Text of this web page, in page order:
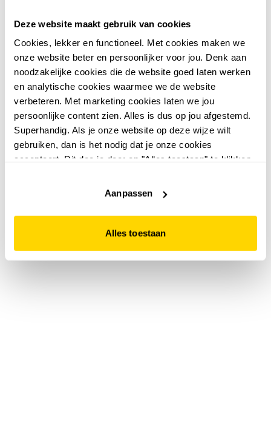
Deze website maakt gebruik van cookies
Cookies, lekker en functioneel. Met cookies maken we
onze website beter en persoonlijker voor jou. Denk aan
noodzakelijke cookies die de website goed laten werken
en analytische cookies waarmee we de website
verbeteren. Met marketing cookies laten we jou
persoonlijke content zien. Alles is dus op jou afgestemd.
Superhandig. Als je onze website op deze wijze wilt
gebruiken, dan is het nodig dat je onze cookies
accepteert. Dit doe je door op "Alles toestaan" te klikken.
website niet optimaal functioneert.
Aanpassen
Alles toestaan